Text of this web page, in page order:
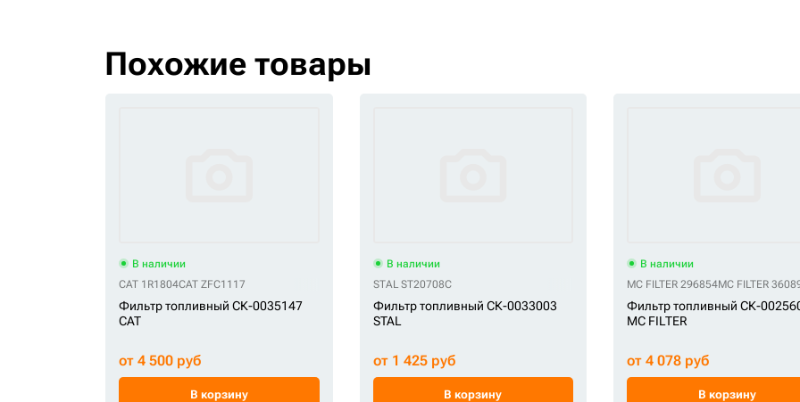
Похожие товары
В наличии
CAT 1R1804CAT ZFC1117
Фильтр топливный СК-0035147
CAT
от 4 500 руб
В корзину
В наличии
STAL ST20708C
Фильтр топливный СК-0033003
STAL
от 1 425 руб
В корзину
В наличии
MC FILTER 296854MC FILTER
Фильтр топливный СК-
MC FILTER
от 4 078 руб
В корзину